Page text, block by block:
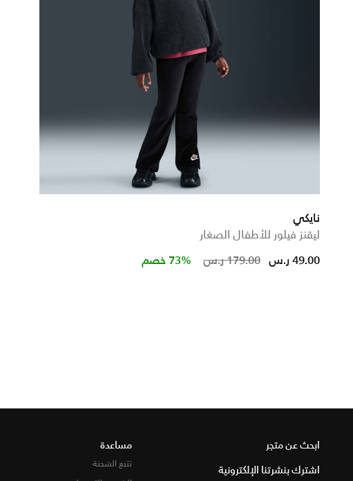
نايكي
ليقنز فيلور للأطفال الصغار
Price reduced 179.00 ر.س to
49.00 ر.س 73% خصم
ابحث عن متجر
اشترك بنشرتنا الإلكترونية
مساعدة
تتبع الشحنة